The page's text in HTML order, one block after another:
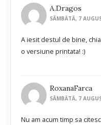
A.Dragos
SÂMBĂTĂ, 7
A iesit destul de bine,
o versiune printata! :)
RoxanaFarca
SÂMBĂTĂ, 7
Nu am acum timp sa